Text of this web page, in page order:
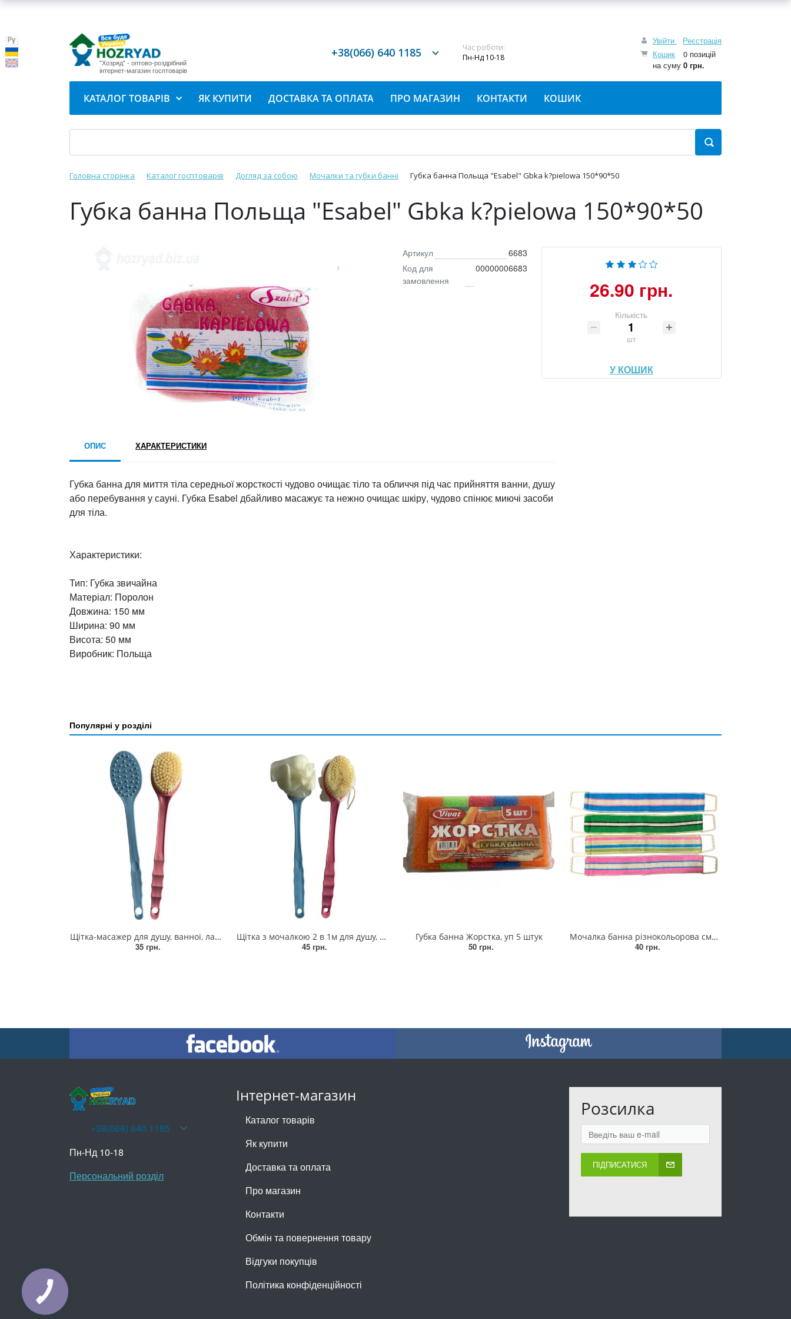
"Хозряд" - оптово-роздрібний
інтернет-магазин госптоварів
Увійти
Реєстрація
Кошик
0 позицій
на суму 0 грн.
+38(066) 640 1185
Час роботи:
Пн-Нд 10-18
КАТАЛОГ ТОВАРІВ ЯК КУПИТИ ДОСТАВКА ТА ОПЛАТА ПРО МАГАЗИН КОНТАКТИ КОШИК
Головна сторінка Каталог госптоварів Догляд за собою Мочалки та губки банні Губка банна Польща "Esabel" Gbka k?pielowa 150*90*50
Губка банна Польща "Esabel" Gbka k?pielowa 150*90*50
Артикул
6683
Код для
замовлення
00000006683
26.90 грн.
Кількість
шт
У КОШИК
ОПИС ХАРАКТЕРИСТИКИ
Губка банна для миття тіла середньої жорсткості чудово очищає тіло та обличчя під час прийняття ванни, душу
або перебування у сауні. Губка Esabel дбайливо масажує та нежно очищає шкіру, чудово спінює миючі засоби
для тіла.
Характеристики:
Тип: Губка звичайна
Матеріал: Поролон
Довжина: 150 мм
Ширина: 90 мм
Висота: 50 мм
Виробник: Польща
Популярні у розділі
Щітка-масажер для душу, ванної, лазні пластмасова з ручкою (для корекції фігури)
35 грн.
Щітка з мочалкою 2 в 1м для душу, ванної, лазні пластмасова з ручкою
45 грн.
Губка банна Жорстка, уп 5 штук
50 грн.
Мочалка банна різнокольорова смугаста з пластиковими ручками, 700 х 100 мм
40 грн.
Інтернет-магазин
Каталог товарів
Як купити
Доставка та оплата
Про магазин
Контакти
Обмін та повернення товару
Відгуки покупців
Політика конфіденційності
Розсилка
ПІДПИСАТИСЯ
+38(066) 640 1185
Пн-Нд 10-18
Персональний розділ
КНОПКА
ЗВ'ЯЗКУ